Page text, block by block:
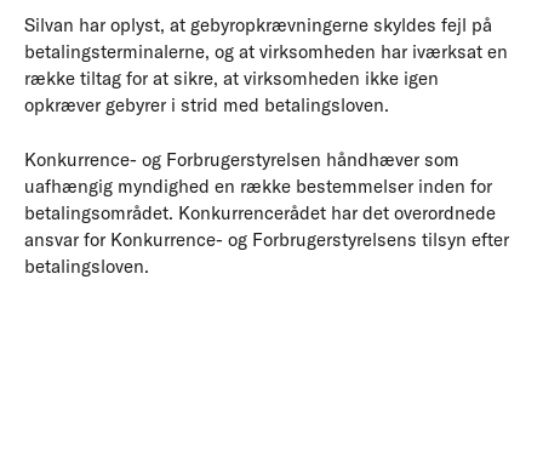
Silvan har oplyst, at gebyropkrævningerne skyldes fejl på
betalingsterminalerne, og at virksomheden har iværksat en
række tiltag for at sikre, at virksomheden ikke igen
opkræver gebyrer i strid med betalingsloven.
Konkurrence- og Forbrugerstyrelsen håndhæver som
uafhængig myndighed en række bestemmelser inden for
betalingsområdet. Konkurrencerådet har det overordnede
ansvar for Konkurrence- og Forbrugerstyrelsens tilsyn efter
betalingsloven.